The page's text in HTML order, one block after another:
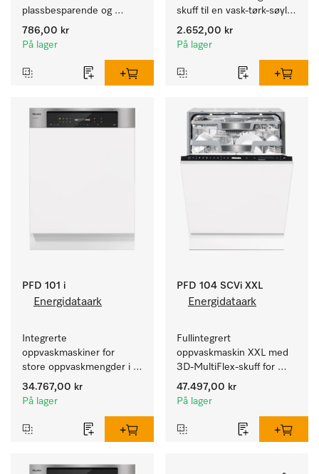
plassbesparende og
sikker oppstilling i en vask-
tørk-søyle.
786,00 kr
På lager
skuff til en vask-tørk-søyle
med ergonomisk riktig
arbeidshøyde.
2.652,00 kr
På lager
PFD 101 i
Energidataark
Integrerte
oppvaskmaskiner for
store oppvaskmengder i
husholdninger, kantiner,
kafeer og grovkjøkken.
34.767,00 kr
På lager
PFD 104 SCVi XXL
Energidataark
Fullintegrert
oppvaskmaskin XXL med
3D-MultiFlex-skuff for
store oppvaskmengder i
husholdninger, kantiner,
47.497,00 kr
På lager